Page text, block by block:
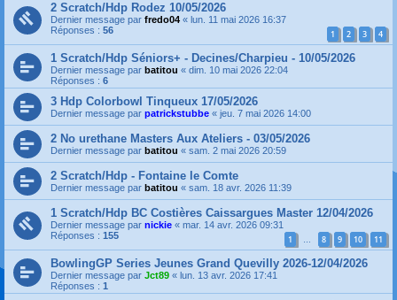
2 Scratch/Hdp Rodez 10/05/2026
Dernier message par fredo04 « lun. 11 mai 2026 16:37
Réponses : 56 1 2 3 4
1 Scratch/Hdp Séniors+ - Decines/Charpieu - 10/05/2026
Dernier message par batitou « dim. 10 mai 2026 22:04
Réponses : 6
3 Hdp Colorbowl Tinqueux 17/05/2026
Dernier message par patrickstubbe « jeu. 7 mai 2026 14:00
2 No urethane Masters Aux Ateliers - 03/05/2026
Dernier message par batitou « sam. 2 mai 2026 20:59
2 Scratch/Hdp - Fontaine le Comte
Dernier message par batitou « sam. 18 avr. 2026 11:39
1 Scratch/Hdp BC Costières Caissargues Master 12/04/2026
Dernier message par nickie « mar. 14 avr. 2026 09:31
Réponses : 155 1 … 8 9 10 11
BowlingGP Series Jeunes Grand Quevilly 2026-12/04/2026
Dernier message par Jct89 « lun. 13 avr. 2026 17:41
Réponses : 1